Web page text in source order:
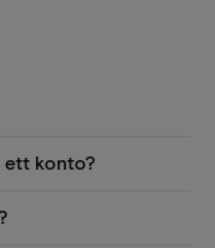
ett konto?